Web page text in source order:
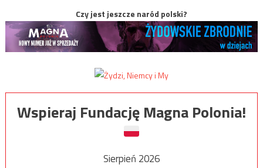
Czy jest jeszcze naród polski?
Wspieraj Fundację Magna Polonia!
Sierpień 2026